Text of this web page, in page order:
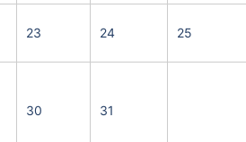
23 24 25
30 31